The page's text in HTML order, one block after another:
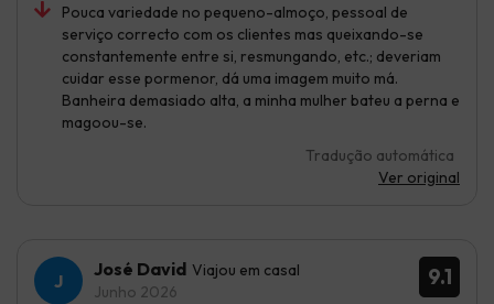
Pouca variedade no pequeno-almoço, pessoal de
serviço correcto com os clientes mas queixando-se
constantemente entre si, resmungando, etc.; deveriam
cuidar esse pormenor, dá uma imagem muito má.
Banheira demasiado alta, a minha mulher bateu a perna e
magoou-se.
Tradução automática
Ver original
9.1
José David Viajou em casal
Junho 2026